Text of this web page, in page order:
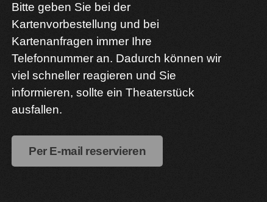
Bitte geben Sie bei der
Kartenvorbestellung und bei
Kartenanfragen immer Ihre
Telefonnummer an. Dadurch können wir
viel schneller reagieren und Sie
informieren, sollte ein Theaterstück
ausfallen.
Per E-mail reservieren